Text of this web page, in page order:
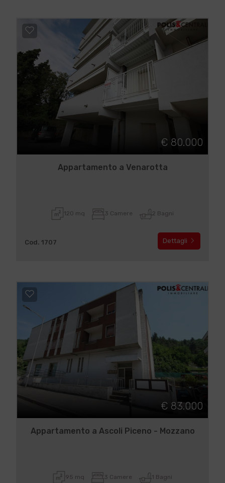
€ 80.000
Appartamento a Venarotta
120 mq 3 Camere 2 Bagni
Cod. 1707 Dettagli
€ 83.000
Appartamento a Ascoli Piceno - Mozzano
95 mq 3 Camere 1 Bagni